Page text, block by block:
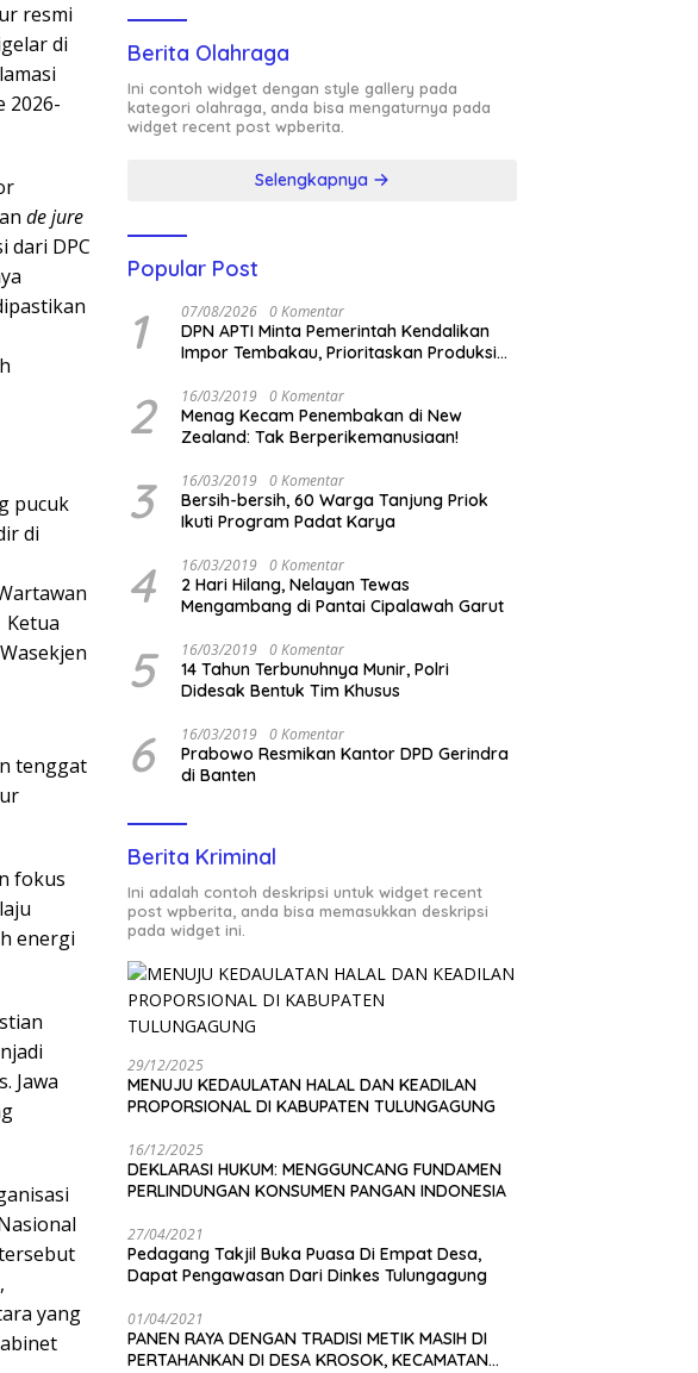
resmi
di
2026-
de jure
dari DPC
pucuk
di
Ketua
tenggat
fokus
energi
Jawa
yang
Berita Olahraga
Ini contoh widget dengan style gallery pada
kategori olahraga, anda bisa mengaturnya pada
widget recent post wpberita.
Selengkapnya
Popular Post
1 07/08/2026 0 Komentar
DPN APTI Minta Pemerintah Kendalikan
Impor Tembakau, Prioritaskan Produksi
2 16/03/2019 0 Komentar
Menag Kecam Penembakan di New
Zealand: Tak Berperikemanusiaan!
3 16/03/2019 0 Komentar
Bersih-bersih, 60 Warga Tanjung Priok
Ikuti Program Padat Karya
4 16/03/2019 0 Komentar
2 Hari Hilang, Nelayan Tewas
Mengambang di Pantai Cipalawah Garut
5 16/03/2019 0 Komentar
14 Tahun Terbunuhnya Munir, Polri
Didesak Bentuk Tim Khusus
6 16/03/2019 0 Komentar
Prabowo Resmikan Kantor DPD Gerindra
di Banten
Berita Kriminal
Ini adalah contoh deskripsi untuk widget recent
post wpberita, anda bisa memasukkan deskripsi
pada widget ini.
29/12/2025
MENUJU KEDAULATAN HALAL DAN KEADILAN
PROPORSIONAL DI KABUPATEN TULUNGAGUNG
16/12/2025
DEKLARASI HUKUM: MENGGUNCANG FUNDAMEN
PERLINDUNGAN KONSUMEN PANGAN INDONESIA
27/04/2021
Pedagang Takjil Buka Puasa Di Empat Desa,
Dapat Pengawasan Dari Dinkes Tulungagung
01/04/2021
PANEN RAYA DENGAN TRADISI METIK MASIH DI
PERTAHANKAN DI DESA KROSOK, KECAMATAN